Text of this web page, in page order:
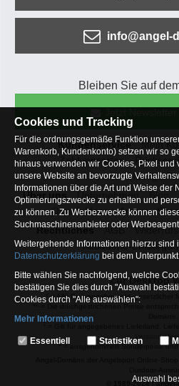
info@angel-
Bleiben Sie auf
Kundenservice Mein
Zahlungsarten
Häufige
Über uns
Unternehmen Blog
Osterfeldsee
Archiv
Rechtliches
AGB
Altbatterie-
Zur Desktop
* = Alle Preisangaben inkl. gesetzlicher
2= ausgenommen Sonderpeise und
© 1989-2024 | angel-
Cookies und Tracking
Für die ordnungsgemäße Funktion
Warenkorb, Kundenkonto) setzen wir so
hinaus verwenden wir Cookies, Pixel
unsere Website an bevorzugte
Informationen über die Art und Weise der
Optimierungszwecke zu erhalten und
zu können. Zu Werbezwecke können
Suchmaschinenanbieter oder
Weitergehende Informationen hierzu sind
Datenschutzerklärung bei dem
Bitte wählen Sie nachfolgend, welche
bestätigen Sie dies durch "Auswahl
Cookies durch "Alle auswählen":
Mehr Informationen
Essentiell
weshalb auf diese nicht verzichtet werden
Essentiell Statistiken
Auswahl